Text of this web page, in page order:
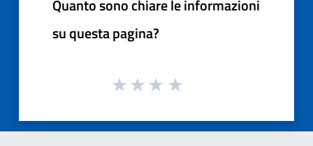
Quanto sono chiare le informazioni
su questa pagina?